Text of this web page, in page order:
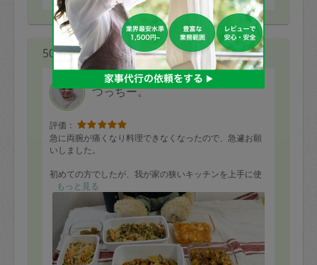
50代 女性より
つっちー。
評価：
急に両腕が痛くなり料理できなくなったので、急遽お願
いしました。
初めての方でしたが、我が家の狭いキッチンを上手に使
ってくださり、美味しそうなお料理がたくさん出来上が
っていました。
ちょこっと味見したら、好きな味で❤️
冷凍できるものとできないものも教えてくださいまし
た。
もっと見る